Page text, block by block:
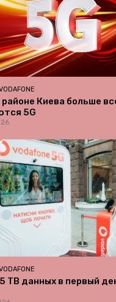
Киева больше
5G
ТВ данных в первый